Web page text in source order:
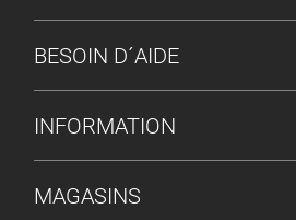
BESOIN D´AIDE
INFORMATION
MAGASINS